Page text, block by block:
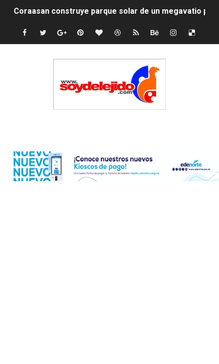
Coraasan construye parque solar de un megavatio
Irán apuesta por resistencia en disputa con Estados
Precio del dólar hoy viernes 7 de agosto de 2026
Un derrumbe en el centro de Cuba deja dos personas
La nube sahariana número 14 se ha alejado de